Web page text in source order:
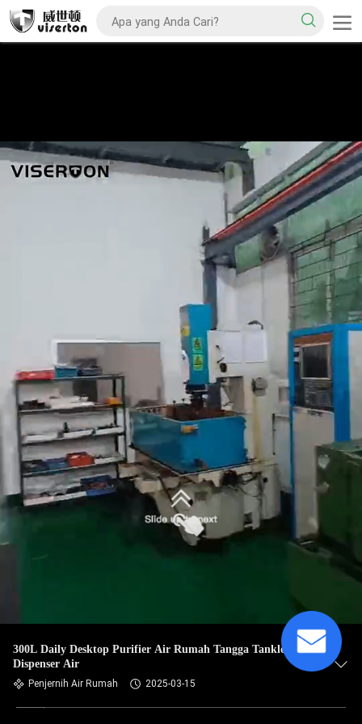
300L Daily Desktop Purifier Air Rumah Tangga Tankless RO
Dispenser Air
Penjernih Air Rumah 2025-03-15